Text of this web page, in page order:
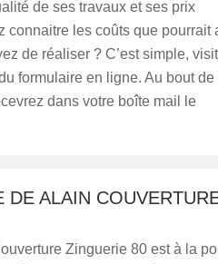
de ses travaux et ses prix
connaitre les coûts que pourrait
de réaliser ? C’est simple,
formulaire en ligne. Au bout de
dans votre boîte mail le
DE ALAIN
Zinguerie 80 est à la